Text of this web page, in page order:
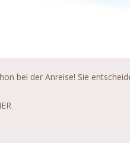
bei der Anreise! Sie